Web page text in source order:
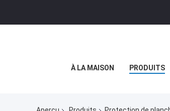
À LA MAISON PRODUITS